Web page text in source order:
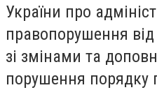
України про
правопорушення
зі змінами та
порушення порядку